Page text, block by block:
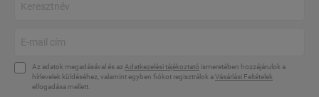
Az adatok megadásával és az Adatkezelési tájékoztató ismeretében hozzájárulok a
hírlevelek küldéséhez, valamint egyben fiókot regisztrálok aVásárlási Feltételek
elfogadása mellett.